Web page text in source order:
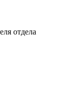
отдела